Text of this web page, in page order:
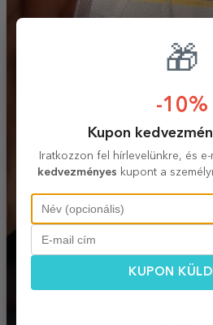
🎁
-10%
Kupon
Iratkozzon fel hírlevelünkre, és
kedvezményes kupont a
KUPON